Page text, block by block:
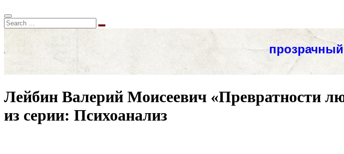
Лейбин Валерий Моисеевич «Превратности
из серии: Психоанализ